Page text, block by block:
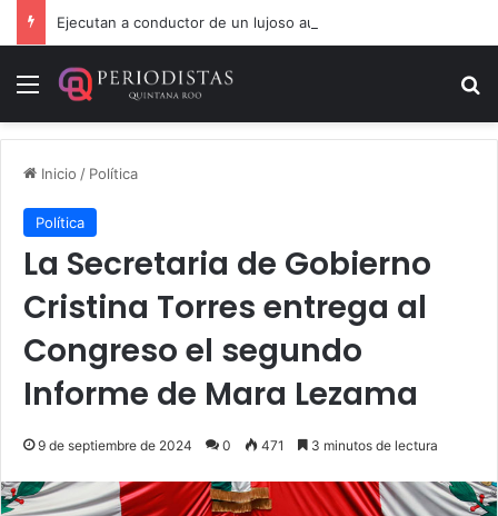
Ejecutan a conductor de un lujoso auto en Tulum
Menú
Inicio / Política
Política
La Secretaria de Gobierno
Cristina Torres entrega al
Congreso el segundo
Informe de Mara Lezama
9 de septiembre de 2024 0 471 3 minutos de lectura